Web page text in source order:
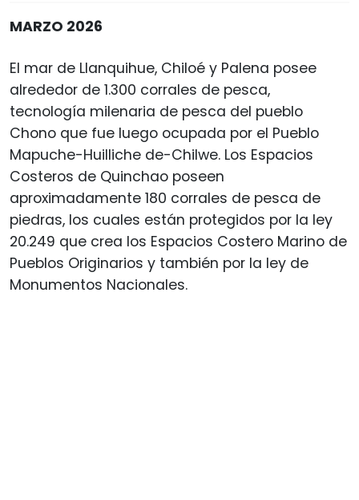
MARZO 2026
El mar de Llanquihue, Chiloé y Palena posee
alrededor de 1.300 corrales de pesca,
tecnología milenaria de pesca del pueblo
Chono que fue luego ocupada por el Pueblo
Mapuche-Huilliche de-Chilwe. Los Espacios
Costeros de Quinchao poseen
aproximadamente 180 corrales de pesca de
piedras, los cuales están protegidos por la ley
20.249 que crea los Espacios Costero Marino de
Pueblos Originarios y también por la ley de
Monumentos Nacionales.